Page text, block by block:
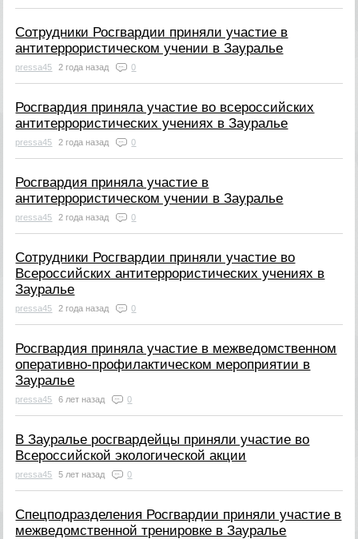
Сотрудники Росгвардии приняли участие в
антитеррористическом учении в Зауралье
pressa45 2 года назад 0
Росгвардия приняла участие во всероссийских
антитеррористических учениях в Зауралье
pressa45 2 года назад 0
Росгвардия приняла участие в
антитеррористическом учении в Зауралье
pressa45 2 года назад 0
Сотрудники Росгвардии приняли участие во
Всероссийских антитеррористических учениях в
Зауралье
pressa45 2 года назад 0
Росгвардия приняла участие в межведомственном
оперативно-профилактическом мероприятии в
Зауралье
pressa45 6 лет назад 0
В Зауралье росгвардейцы приняли участие во
Всероссийской экологической акции
pressa45 5 лет назад 0
Спецподразделения Росгвардии приняли участие в
межведомственной тренировке в Зауралье